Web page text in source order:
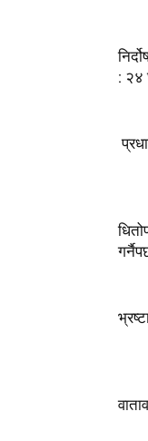
: २४